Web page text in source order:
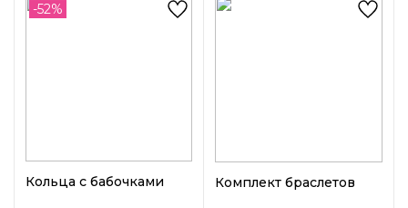
-52%
Кольца с бабочками Комплект браслетов